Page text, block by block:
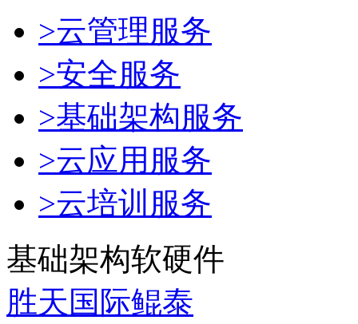
>云管理服务
>安全服务
>基础架构服务
>云应用服务
>云培训服务
基础架构软硬件
胜天国际鲲泰